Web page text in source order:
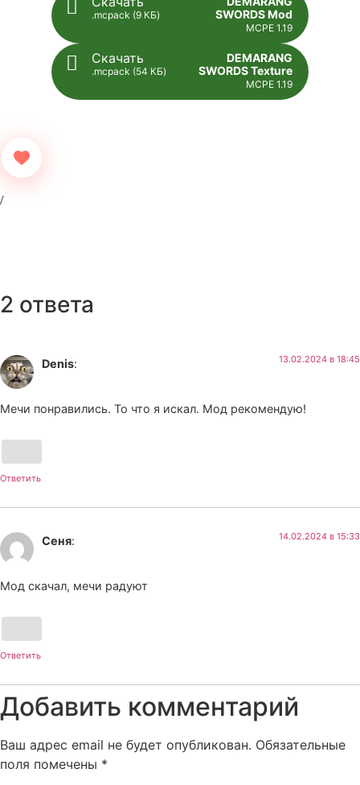
.mcpack (9 КБ)
SWORDS Mod
MCPE 1.19
Скачать
.mcpack (54 КБ)
DEMARANG
SWORDS Texture
MCPE 1.19
2 ответа
Denis: 13.02.2024 в 18:45
Мечи понравились. То что я искал. Мод рекомендую!
Ответить
Сеня: 14.02.2024 в 15:33
Мод скачал, мечи радуют
Ответить
Добавить комментарий
Ваш адрес email не будет опубликован. Обязательные
поля помечены *